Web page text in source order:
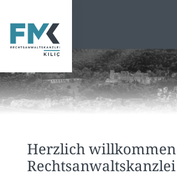
Herzlich
Rechtsanwaltskanzlei